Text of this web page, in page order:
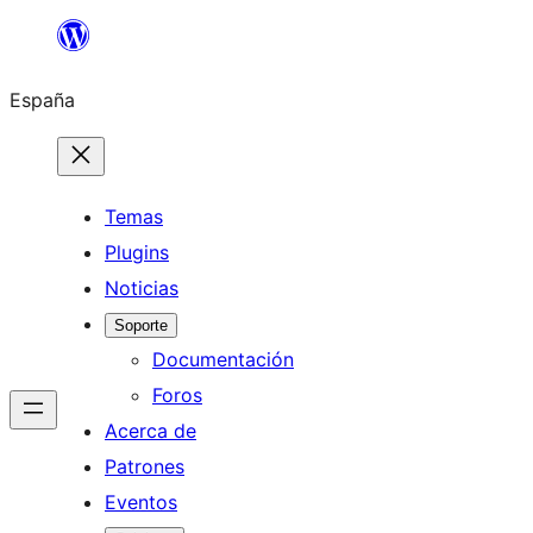
Saltar
contenido
España
Temas
Plugins
Noticias
Soporte
Documentación
Foros
Acerca de
Patrones
Eventos